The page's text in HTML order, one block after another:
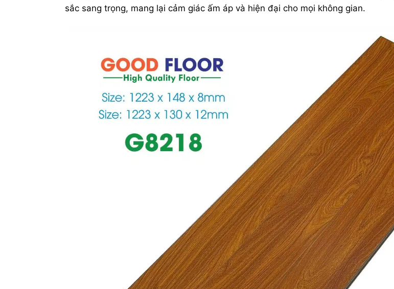
sắc sang trọng, mang lại cảm giác ấm áp và hiện đại cho mọi không gian.